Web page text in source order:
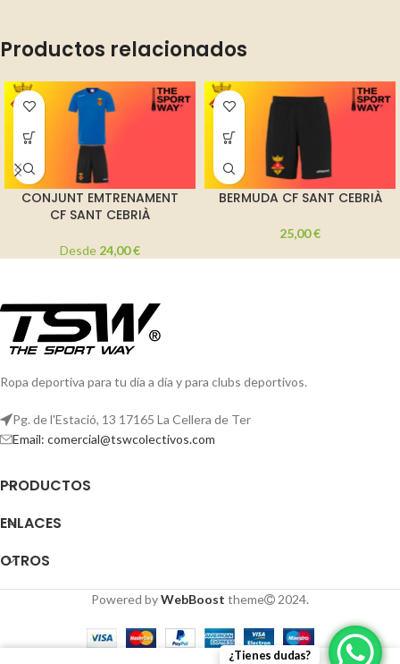
Productos relacionados
CONJUNT EMTRENAMENT
CF SANT CEBRIÀ
Desde 24,00€
BERMUDA CF SANT CEBRIÀ
25,00€
Ropa deportiva para tu día a día y para clubs deportivos.
Pg. de l'Estació, 13 17165 La Cellera de Ter
Email: comercial@tswcolectivos.com
PRODUCTOS
ENLACES
OTROS
Powered byWebBoost theme 2024.
¿Tienes dudas?